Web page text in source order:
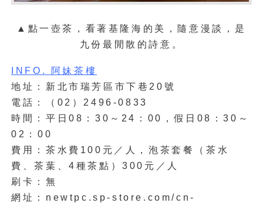
▲ 點一壺茶，看著基隆海的美，隨意漫談，是
九份最閒散的詩意。
INFO. 阿妹茶樓
地址：新北市瑞芳區市下巷20號
電話：（02）2496-0833
時間：平日08：30～24：00，假日08：30～
02：00
費用：茶水費100元／人，泡茶套餐（茶水
費、茶葉、4種茶點）300元／人
刷卡：無
網址：newtpc.sp-store.com/cn-